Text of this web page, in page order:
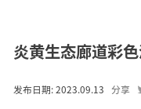
炎黄生态廊道彩色
发布日期: 2023.09.13 分享